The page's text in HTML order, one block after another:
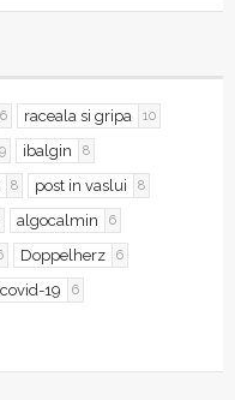
raceala si gripa 10
9 ibalgin 8
8 post in vaslui 8
algocalmin 6
Doppelherz 6
covid-19 6